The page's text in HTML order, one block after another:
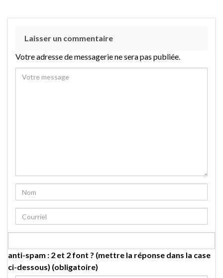
Laisser un commentaire
Votre adresse de messagerie ne sera pas publiée.
anti-spam : 2 et 2 font ? (mettre la réponse dans la case
ci-dessous) (obligatoire)